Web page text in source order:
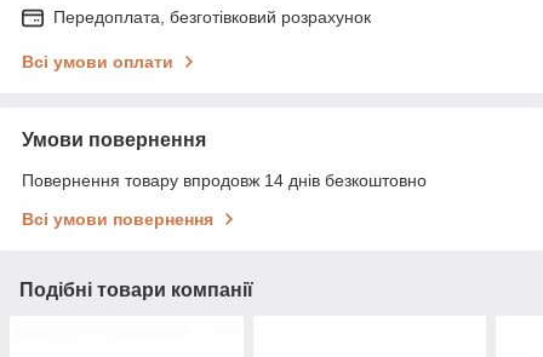
Передоплата, безготівковий розрахунок
Всі умови оплати
Умови повернення
Повернення товару впродовж 14 днів безкоштовно
Всі умови повернення
Подібні товари компанії